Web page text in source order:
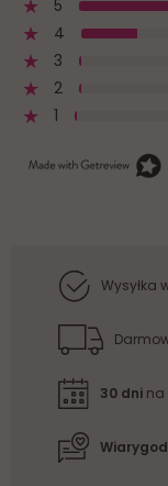
5
4
3
2
1
Wysyłka
30 dni na